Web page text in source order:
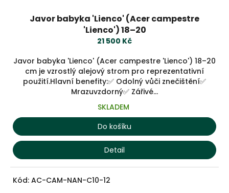
Javor babyka 'Lienco' (Acer campestre
'Lienco') 18–20
21 500 Kč
Javor babyka 'Lienco' (Acer campestre 'Lienco') 18–20
cm je vzrostlý alejový strom pro reprezentativní
použití.Hlavní benefity:✅ Odolný vůči znečištění✅
Mrazuvzdorný✅ Zářivé...
SKLADEM
Do košíku
Detail
Kód: AC-CAM-NAN-C10-12